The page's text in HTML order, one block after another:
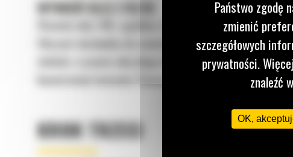
WYMIEŃ OLEJ I FILTR
Wymień olej i filtr zgodnie z harmonogramem.
Olej jest niezbędny do smarowania i ochrony
Jednak z czasem olej ulega degradacji i traci swoją
konserwacji maszyny. Używaj wyłącznie oleju i
KROK TRZECI
Państwo zgodę
zmienić
szczegółowych
prywatności.
znaleźć
OK,